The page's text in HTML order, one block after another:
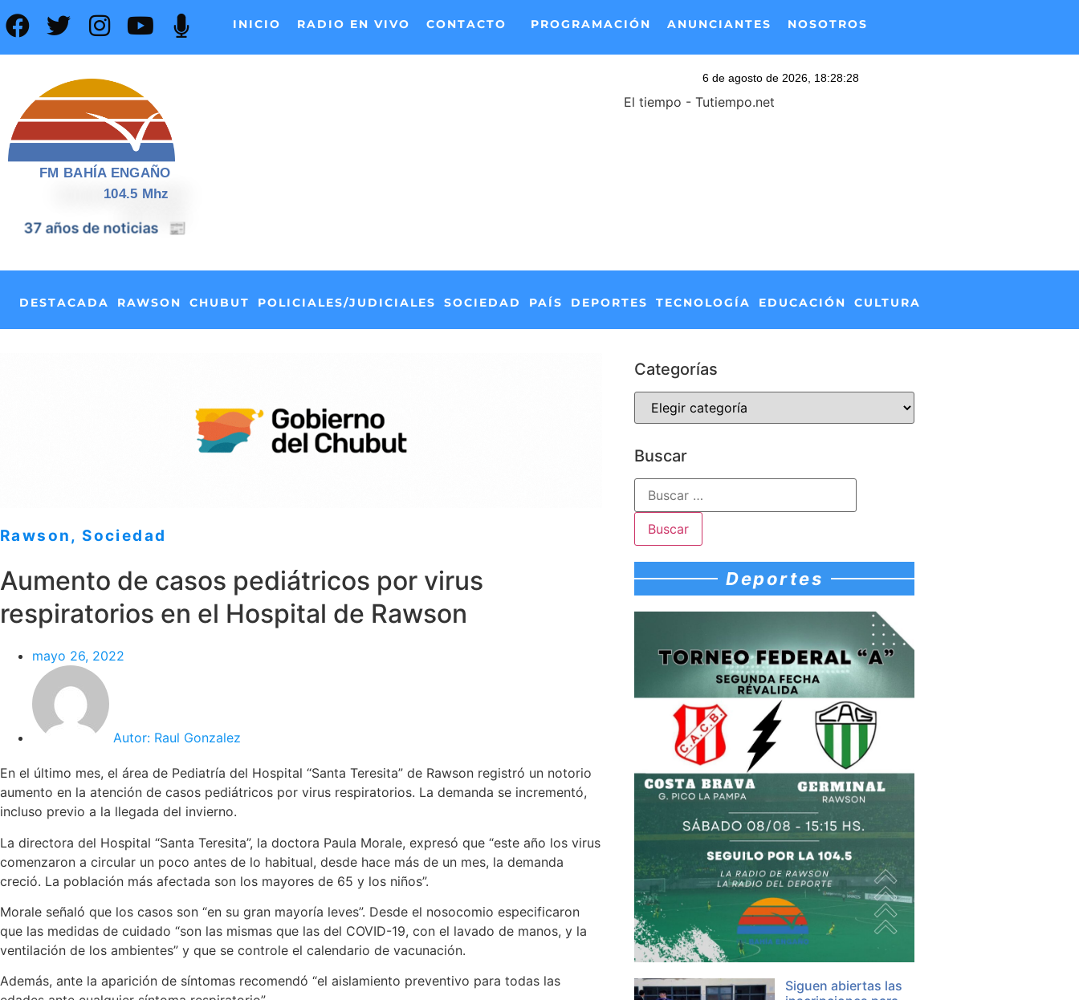
INICIO RADIO EN VIVO CONTACTO PROGRAMACIÓN ANUNCIANTES NOSOTROS
FM BAHÍA ENGAÑO
104.5 Mhz
37 años de noticias 📰
El tiempo - Tutiempo.net
DESTACADA RAWSON CHUBUT POLICIALES/JUDICIALES SOCIEDAD PAÍS DEPORTES TECNOLOGÍA EDUCACIÓN CULTURA
Rawson, Sociedad
Aumento de casos pediátricos por virus
respiratorios en el Hospital de Rawson
mayo 26, 2022
Autor: Raul Gonzalez
En el último mes, el área de Pediatría del Hospital “Santa Teresita” de Rawson registró un notorio
aumento en la atención de casos pediátricos por virus respiratorios. La demanda se incrementó,
incluso previo a la llegada del invierno.
La directora del Hospital “Santa Teresita”, la doctora Paula Morale, expresó que “este año los virus
comenzaron a circular un poco antes de lo habitual, desde hace más de un mes, la demanda
creció. La población más afectada son los mayores de 65 y los niños”.
Morale señaló que los casos son “en su gran mayoría leves”. Desde el nosocomio especificaron
que las medidas de cuidado “son las mismas que las del COVID-19, con el lavado de manos, y la
ventilación de los ambientes” y que se controle el calendario de vacunación.
Además, ante la aparición de síntomas recomendó “el aislamiento preventivo para todas las
Categorías
Buscar
Deportes
Siguen abiertas las